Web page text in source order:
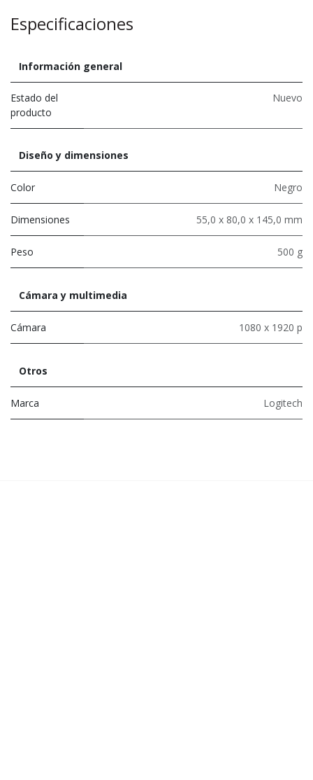
Especificaciones
Información general
Estado del
producto
Nuevo
Diseño y dimensiones
Color Negro
Dimensiones 55,0 x 80,0 x 145,0 mm
Peso 500 g
Cámara y multimedia
Cámara 1080 x 1920 p
Otros
Marca Logitech